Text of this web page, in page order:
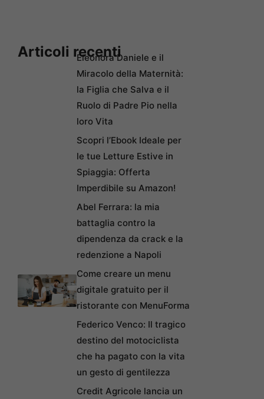
Articoli recentiEleonora Daniele e il
Miracolo della Maternità:
la Figlia che Salva e il
Ruolo di Padre Pio nella
loro Vita
Scopri l’Ebook Ideale per
le tue Letture Estive in
Spiaggia: Offerta
Imperdibile su Amazon!
Abel Ferrara: la mia
battaglia contro la
dipendenza da crack e la
redenzione a Napoli
Come creare un menu
digitale gratuito per il
ristorante con MenuForma
Federico Venco: Il tragico
destino del motociclista
che ha pagato con la vita
un gesto di gentilezza
Credit Agricole lancia un